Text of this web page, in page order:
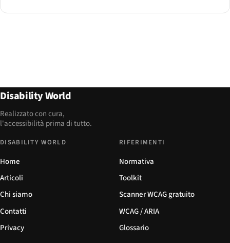
Disability World
Realizzato con cura,
l'accessibilità prima di tutto.
DISABILITY WORLD
Home
Articoli
Chi siamo
Contatti
Privacy
RIFERIMENTI
Normativa
Toolkit
Scanner WCAG gratuito
WCAG / ARIA
Glossario